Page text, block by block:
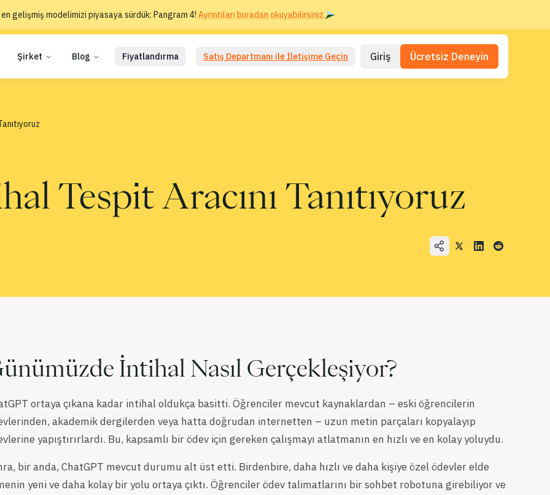
gelişmiş modelimizi piyasaya sürdük: Pangram 4! Ayrıntıları buradan okuyabilirsiniz.
Şirket Blog Fiyatlandırma Satış Departmanı ile İletişime Geçin Giriş Ücretsiz Deneyin
Tespit Aracını Tanıtıyoruz
İntihal Nasıl Gerçekleşiyor?
ortaya çıkana kadar intihal oldukça basitti. Öğrenciler mevcut kaynaklardan – eski öğrencilerin
akademik dergilerden veya hatta doğrudan internetten – uzun metin parçaları kopyalayıp
yapıştırırlardı. Bu, kapsamlı bir ödev için gereken çalışmayı atlatmanın en hızlı ve en kolay yoluydu.
bir anda, ChatGPT mevcut durumu alt üst etti. Birdenbire, daha hızlı ve daha kişiye özel ödevler elde
yeni ve daha kolay bir yolu ortaya çıktı. Öğrenciler ödev talimatlarını bir sohbet robotuna girebiliyor ve